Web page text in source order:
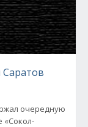
Саратов
очередную
«Сокол-